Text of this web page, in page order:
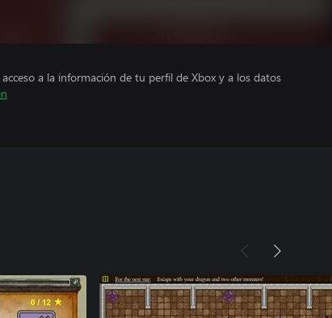
a la información de tu perfil de Xbox y a los datos